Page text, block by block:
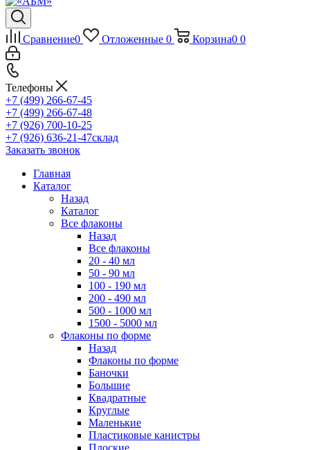
Сравнение0 Отложенные 0 Корзина0 0
Телефоны
+7 (499) 266-67-45
+7 (499) 266-67-48
+7 (926) 700-10-25
+7 (926) 636-21-47склад
Заказать звонок
Главная
Каталог
Назад
Каталог
Все флаконы
Назад
Все флаконы
20 - 40 мл
50 - 90 мл
100 - 190 мл
200 - 490 мл
500 - 1000 мл
1500 - 5000 мл
Флаконы по форме
Назад
Флаконы по форме
Баночки
Большие
Квадратные
Круглые
Маленькие
Пластиковые канистры
Плоские